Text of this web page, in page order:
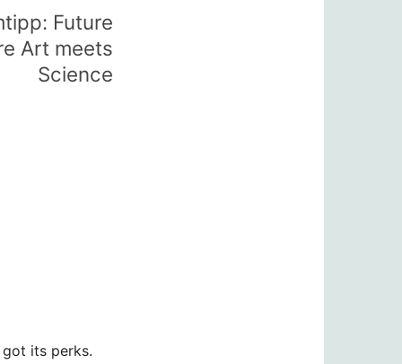
Future
Art meets
Science
got its perks.